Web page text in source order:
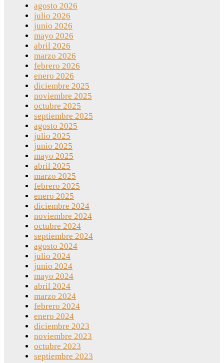
agosto 2026
julio 2026
junio 2026
mayo 2026
abril 2026
marzo 2026
febrero 2026
enero 2026
diciembre 2025
noviembre 2025
octubre 2025
septiembre 2025
agosto 2025
julio 2025
junio 2025
mayo 2025
abril 2025
marzo 2025
febrero 2025
enero 2025
diciembre 2024
noviembre 2024
octubre 2024
septiembre 2024
agosto 2024
julio 2024
junio 2024
mayo 2024
abril 2024
marzo 2024
febrero 2024
enero 2024
diciembre 2023
noviembre 2023
octubre 2023
septiembre 2023